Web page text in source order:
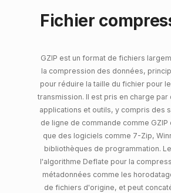
Fichier
GZIP est un format de fichiers
la compression des données,
pour réduire la taille du fichier pour
transmission. Il est pris en charge
applications et outils, y compris des
de ligne de commande comme GZIP
que des logiciels comme 7-Zip,
bibliothèques de programmation.
l'algorithme Deflate pour la
métadonnées comme les
de fichiers d'origine, et peut